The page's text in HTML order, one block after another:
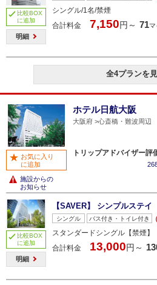
比較BOX
に追加
明細
シングル/1名/禁煙
合計料金
7,150円～ 71マ
全4プランを
ホテル日航大阪
大阪府 心斎橋・難波周辺
トリップアドバイザー評
お気に入り
に追加
施設からの
お知らせ
比較BOX
に追加
明細
【SAVER】 シンプルステイ
シングル バス付き・トイレ付き
スタンダードシングル【禁煙】
合計料金
13,000円～